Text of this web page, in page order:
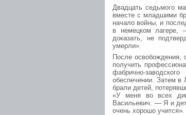
Двадцать седьмого
вместе с младшими
начало войны, и
в немецком лагере,
доказать, не
умерли».
После освобождения,
получить
фабрично-
обеспечении. Затем в
брали детей,
«У меня во всех
Васильевич. — Я и
очень хорошо учится».